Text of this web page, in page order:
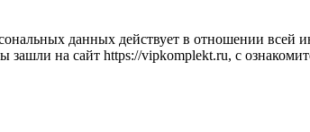
данных действует в отношении
зашли на сайт https://vipkomplekt.ru, с